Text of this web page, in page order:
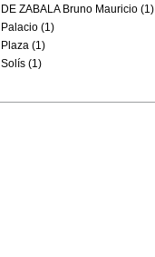
DE ZABALA Bruno Mauricio (1)
Palacio (1)
Plaza (1)
Solís (1)